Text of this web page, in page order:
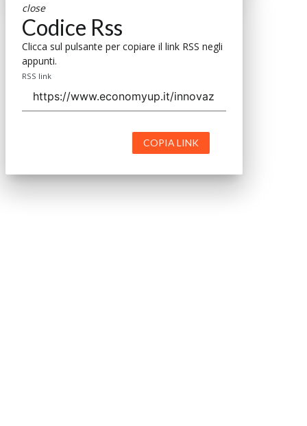
close
Codice Rss
Clicca sul pulsante per copiare il link RSS negli
appunti.
RSS link
COPIA LINK